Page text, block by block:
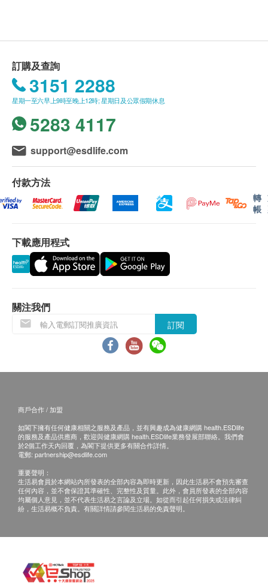
產品包裝內附
Dyson V8 Absolute
軟絨毛滾筒吸頭
碳纖維刷毛電動吸頭
迷你電動吸頭
軟毛塵掃
二合一細縫吸頭
窄縫清潔吸頭
充電底座
充電器
訂購及查詢
3151 2288
星期一至六早上9時至晚上12時; 星期日及公眾假期休息
5283 4117
support@esdlife.com
付款方法
轉
帳
下載應用程式
關注我們
訂閱
商戶合作 / 加盟
如閣下擁有任何健康相關之服務及產品，並有興趣成為健康網購 health.ESDlife
的服務及產品供應商，歡迎與健康網購 health.ESDlife業務發展部聯絡。我們會
於2個工作天內回覆，為閣下提供更多有關合作詳情。
電郵: partnership@esdlife.com
重要聲明：
生活易會員於本網站內所發表的全部內容為即時更新，因此生活易不會預先審查
任何內容，並不會保證其準確性、完整性及質量。此外，會員所發表的全部內容
均屬個人意見，並不代表生活易之言論及立場。如從而引起任何損失或法律糾
紛，生活易概不負責。有關詳情請參閱生活易的免責聲明。